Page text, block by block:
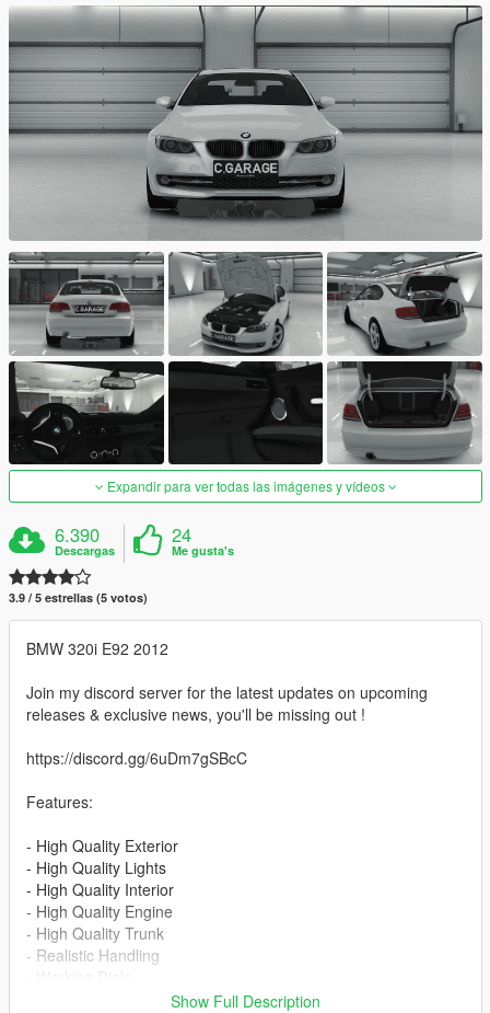
Expandir para ver todas las imágenes y vídeos
6.390
Descargas
24
Me gusta's
3.9 / 5 estrellas (5 votos)
BMW 320i E92 2012
Join my discord server for the latest updates on upcoming
releases & exclusive news, you'll be missing out !
https://discord.gg/6uDm7gSBcC
Features:
- High Quality Exterior
- High Quality Lights
- High Quality Interior
- High Quality Engine
- High Quality Trunk
- Realistic Handling
- Hands on Steering WheelShow Full Description